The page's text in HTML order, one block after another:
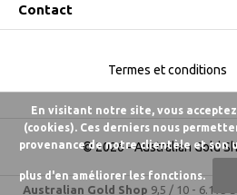
Contact
© 2026 -Australian Gold
Termes et conditions
Australian Gold Shop 9,5 / 10- 6.175
En visitant notre site, vous
(cookies). Ces derniers nous
provenance de notre clientèle et son
plus d'en améliorer les fonctions.